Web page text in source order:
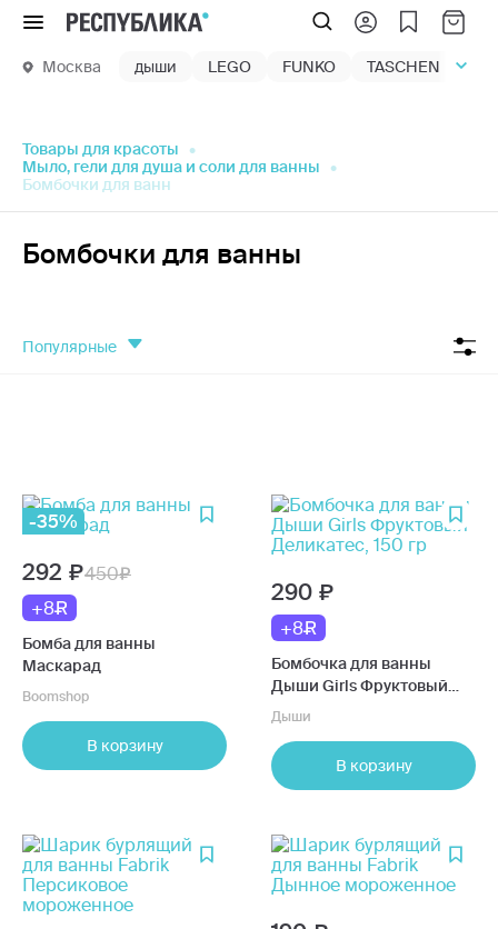
Меню
Москва дыши LEGO FUNKO TASCHEN
Товары для красоты
Мыло, гели для душа и соли для ванны
Бомбочки для ванн
Бомбочки для ванны
популярные
-35%
292
450
+8
Бомба для ванны
Маскарад
Boomshop
В корзину
290
+8
Бомбочка для ванны
Дыши Girls Фруктовый
Деликатес, 150 гр
Дыши
В корзину